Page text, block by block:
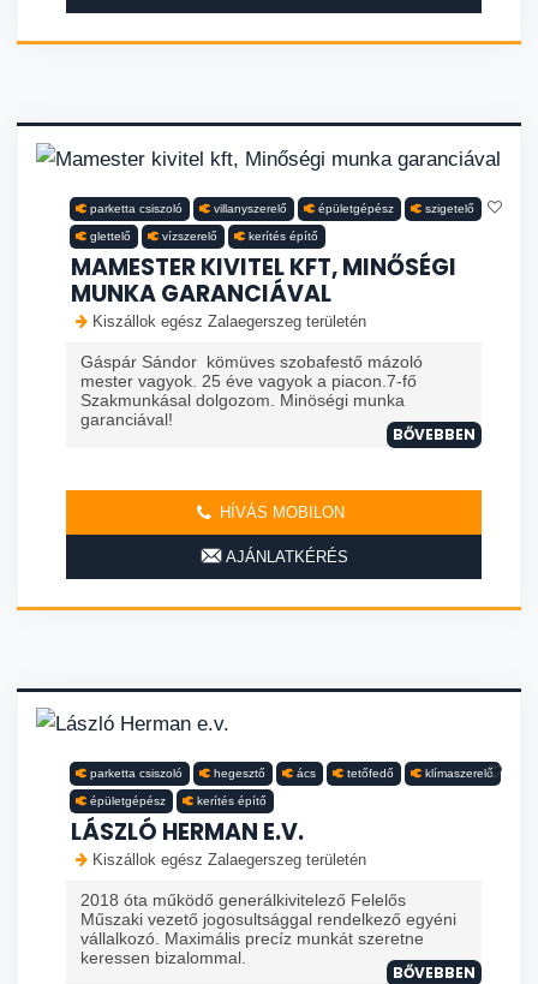
parketta csiszoló villanyszerelő épületgépész szigetelő
glettelő vízszerelő kerítés építő
MAMESTER KIVITEL KFT, MINŐSÉGI
MUNKA GARANCIÁVAL
Kiszállok egész Zalaegerszeg területén
Gáspár Sándor kömüves szobafestő mázoló
mester vagyok. 25 éve vagyok a piacon.7-fő
Szakmunkásal dolgozom. Minöségi munka
garanciával!
BŐVEBBEN
HÍVÁS MOBILON
AJÁNLATKÉRÉS
parketta csiszoló hegesztő ács tetőfedő klímaszerelő
épületgépész kerítés építő
LÁSZLÓ HERMAN E.V.
Kiszállok egész Zalaegerszeg területén
2018 óta működő generálkivitelező Felelős
Műszaki vezető jogosultsággal rendelkező egyéni
vállalkozó. Maximális precíz munkát szeretne
keressen bizalommal.
BŐVEBBEN